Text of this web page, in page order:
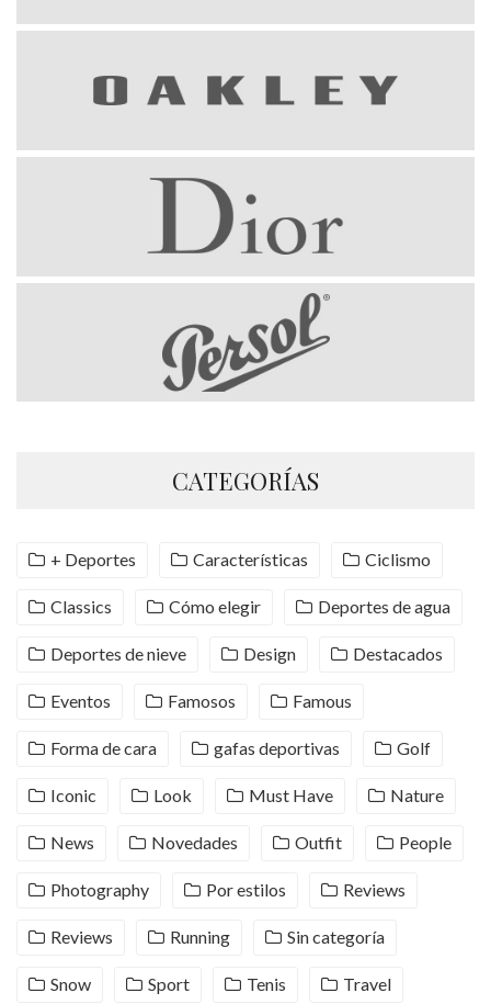
CATEGORÍAS
+ Deportes Características Ciclismo
Classics Cómo elegir Deportes de agua
Deportes de nieve Design Destacados
Eventos Famosos Famous
Forma de cara gafas deportivas Golf
Iconic Look Must Have Nature
News Novedades Outfit People
Photography Por estilos Reviews
Reviews Running Sin categoría
Snow Sport Tenis Travel